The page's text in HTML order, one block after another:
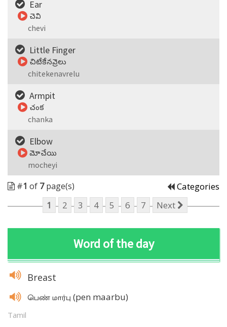
Ear
చెవి
chevi
Little Finger
చిటేకేనవ్రెలు
chitekenavrelu
Armpit
చంక
chanka
Elbow
మోచేయి
mocheyi
#1 of 7page(s)
Categories
1
2 3 4 5 6 7 Next
Word of the day
Breast
பெண் மார்பு (pen maarbu)
Tamil